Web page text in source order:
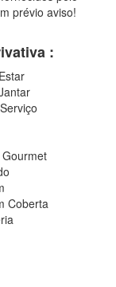
prévio aviso!
:
Coberta